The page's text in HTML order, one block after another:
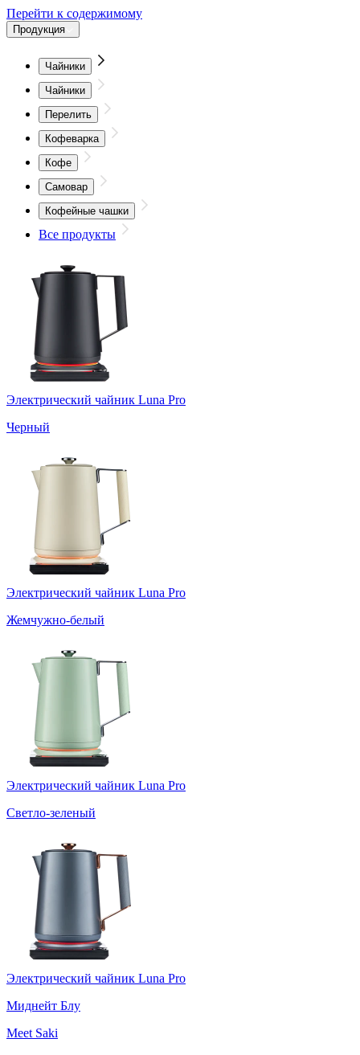
Перейти к содержимому
Продукция
Чайники
Чайники
Перелить
Кофеварка
Кофе
Самовар
Кофейные чашки
Все продукты
Электрический чайник Luna Pro
Черный
Электрический чайник Luna Pro
Жемчужно-белый
Электрический чайник Luna Pro
Светло-зеленый
Электрический чайник Luna Pro
Миднейт Блу
Meet Saki